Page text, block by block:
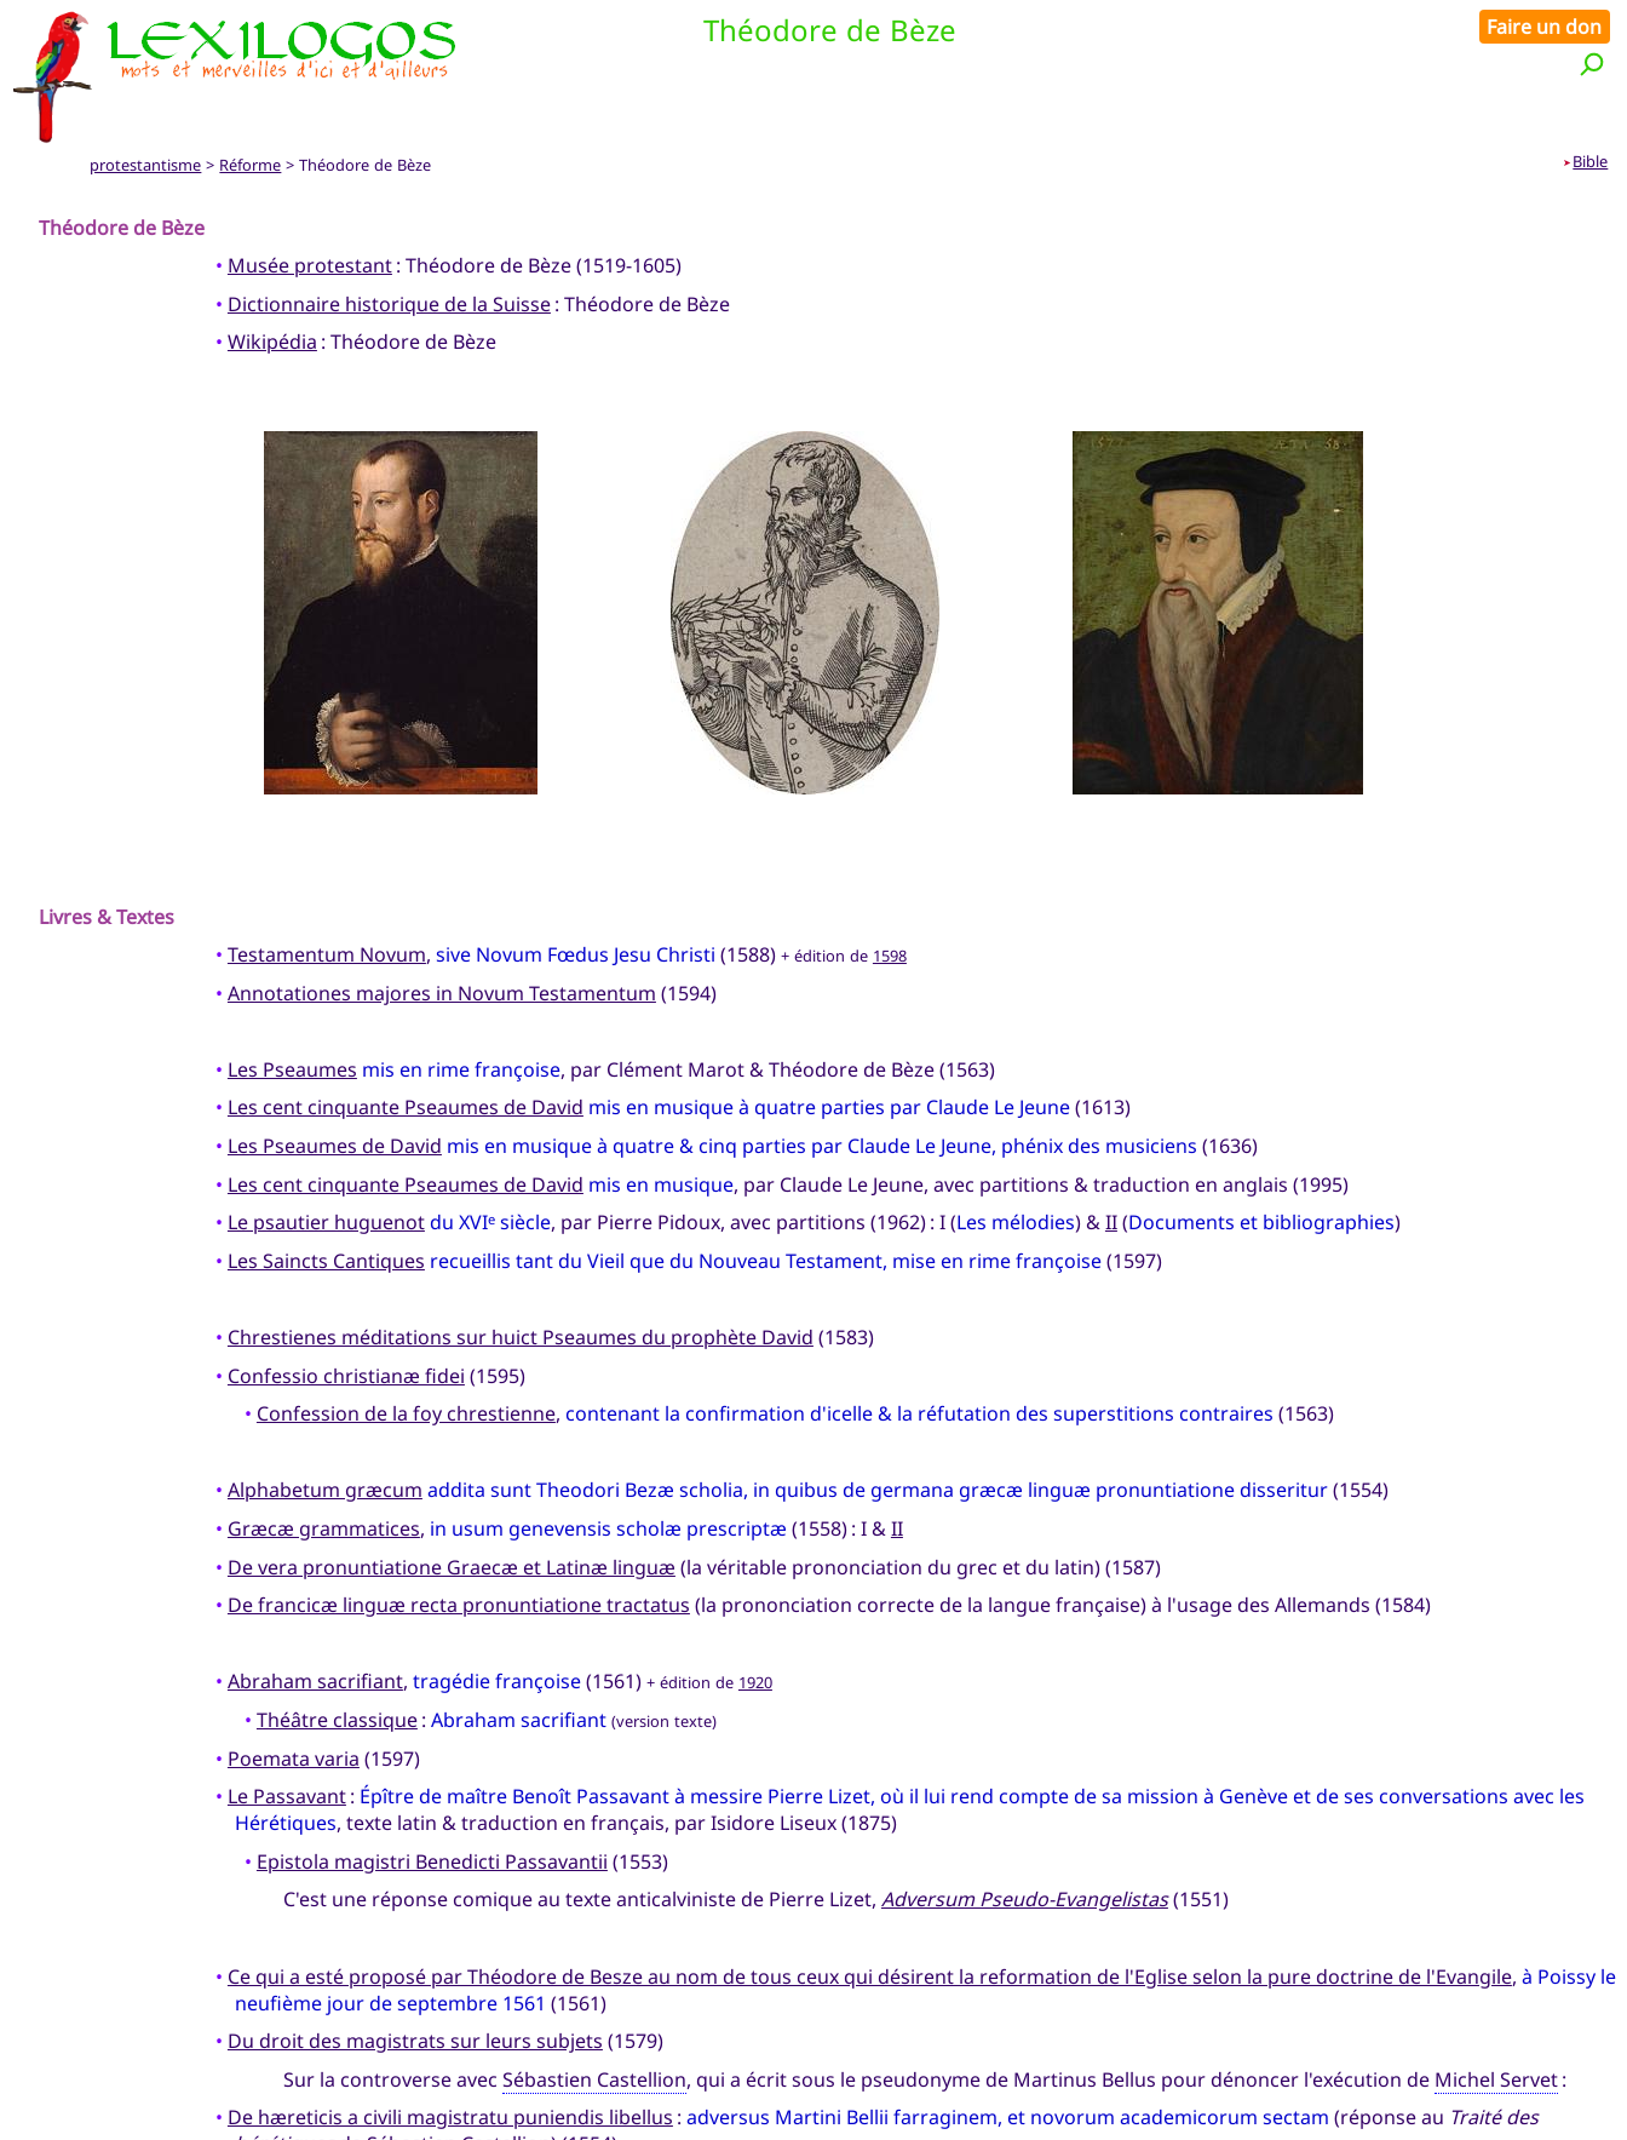
Théodore de Bèze Faire un don
protestantisme > Réforme > Théodore de Bèze ➤ Bible
Théodore de Bèze
• Musée protestant: Théodore de Bèze (1519-1605)
• Dictionnaire historique de la Suisse: Théodore de Bèze
• Wikipédia : Théodore de Bèze
Livres & Textes
• Testamentum Novum, sive Novum Fœdus Jesu Christi (1588) + édition de 1598
• Annotationes majores in Novum Testamentum (1594)
• Les Pseaumes mis en rime françoise, par Clément Marot & Théodore de Bèze (1563)
• Les cent cinquante Pseaumes de David mis en musique à quatre parties par Claude Le Jeune(1613)
• Les Pseaumes de David mis en musique à quatre & cinq parties par Claude Le Jeune, phénix des musiciens (1636)
• Les cent cinquante Pseaumes de David mis en musique, par Claude Le Jeune, avec partitions & traduction en anglais (1995)
• Le psautier huguenotdu XVIesiècle, par Pierre Pidoux, avec partitions (1962) : I (Les mélodies) &II(Documents et bibliographies)
• Les Saincts Cantiques recueillis tant du Vieil que du Nouveau Testament, mise en rime françoise(1597)
• Chrestienes méditations sur huict Pseaumes du prophète David (1583)
• Confessio christianæ fidei (1595)
• Confession de la foy chrestienne, contenant la confirmation d'icelle & la réfutation des superstitions contraires (1563)
• Alphabetum græcum addita sunt Theodori Bezæ scholia, in quibus de germana græcæ linguæ pronuntiatione disseritur(1554)
• Græcæ grammatices, in usum genevensis scholæ prescriptæ (1558) : I &II
• De vera pronuntiatione Graecæ et Latinæ linguæ (la véritable prononciation du grec et du latin) (1587)
• De francicæ linguæ recta pronuntiatione tractatus (la prononciation correcte de la langue française) à l'usage des Allemands (1584)
• Abraham sacrifiant, tragédie françoise(1561) + édition de 1920
• Théâtre classique: Abraham sacrifiant (version texte)
• Poemata varia (1597)
• Le Passavant: Épître de maître Benoît Passavant à messire Pierre Lizet, où il lui rend compte de sa mission à Genève et de ses conversations avec les
Hérétiques, texte latin & traduction en français, par Isidore Liseux (1875)
• Epistola magistri Benedicti Passavantii (1553)
C'est une réponse comique au texte anticalviniste de Pierre Lizet, Adversum Pseudo-Evangelistas(1551)
• Ce qui a esté proposé par Théodore de Besze au nom de tous ceux qui désirent la reformation de l'Eglise selon la pure doctrine de l'Evangile, à Poissy le
neufième jour de septembre 1561 (1561)
• Du droit des magistrats sur leurs subjets (1579)
Sur la controverse avec Sébastien Castellion, qui a écrit sous le pseudonyme de Martinus Bellus pour dénoncer l'exécution de Michel Servet:
• De hæreticis a civili magistratu puniendis libellus : adversus Martini Bellii farraginem, et novorum academicorum sectam (réponse au Traité des